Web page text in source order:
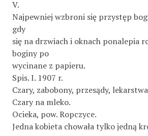
V.
Najpewniej wzbroni się przystęp
gdy
się na drzwiach i oknach ponalepia
boginy po­
wycinane z papieru.
Spis. I. 1907 r.
Czary, zabobony, przesądy,
Czary na mleko.
Ocieka, pow. Ropczyce.
Jedna kobieta chowała tylko jedną